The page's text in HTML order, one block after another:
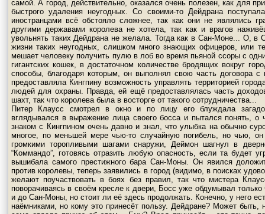
самой. А город, действительно, оказался очень полезен, как для
быстрого удаления неугодных. Со своими-то Дейдрана
иностранцами всё обстояло сложнее, так как они не являлись
другими державами королева не хотела, так как и врагов
увольнять таких Дейдрана не желала. Тогда как в Сан-Моне... О, в
жизни таких неугодных, слишком много знающих офицеров, или
мешает человеку получить пулю в лоб во время пьяной ссоры с
гигантских кошек, в достаточном количестве бродящих вокруг
способы, благодаря которым, он выполнял свою часть договора
предоставляла Кингпину возможность управлять территорией
людей для охраны. Правда, ей ещё предоставлялась часть
шахт, так что королева была в восторге от такого сотрудничества...
Питер Клаусс смотрел в окно и по лицу его блуждала
вглядывался в выражение лица своего босса и пытался понять,
знаком с Кингпином очень давно и знал, что улыбка на обычно
многое, по меньшей мере чью-то случайную погибель, но чью,
громкими торопливыми шагами снаружи, Деймон шагнул в
“Коммандо”, готовясь отразить любую опасность, если та будет
вышибала самого престижного бара Сан-Моны. Он явился
против королевы, теперь заявились в город (видимо, в поисках
желают поучаствовать в боях без правил, так что мистера
поворачиваясь в своём кресле к двери, Босс уже обдумывал
и до Сан-Моны, но стоит ли её здесь продолжать. Конечно, у него
наёмниками, но кому это принесёт пользу. Дейдране? Может